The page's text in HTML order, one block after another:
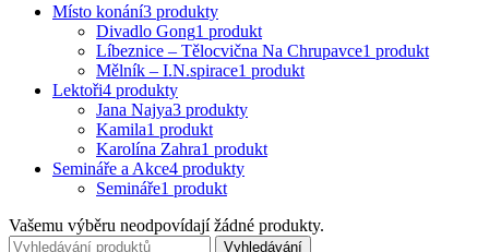
Místo konání3 produkty
Divadlo Gong1 produkt
Líbeznice – Tělocvična Na Chrupavce1 produkt
Mělník – I.N.spirace1 produkt
Lektoři4 produkty
Jana Najya3 produkty
Kamila1 produkt
Karolína Zahra1 produkt
Semináře a Akce4 produkty
Semináře1 produkt
Vašemu výběru neodpovídají žádné produkty.
Vyhledávání